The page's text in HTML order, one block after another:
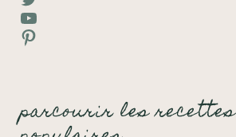
YouTube
Pinterest
parcourir les recettes